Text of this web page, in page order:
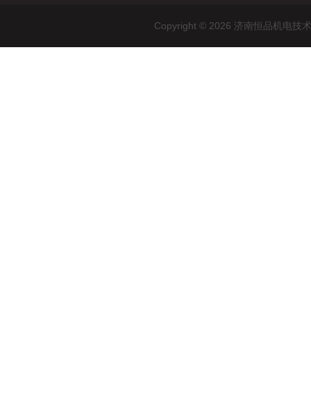
Copyright © 2026 济南恒品机电技